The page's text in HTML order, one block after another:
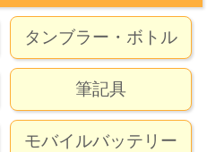
タンブラー・ボトル
筆記具
モバイルバッテリー